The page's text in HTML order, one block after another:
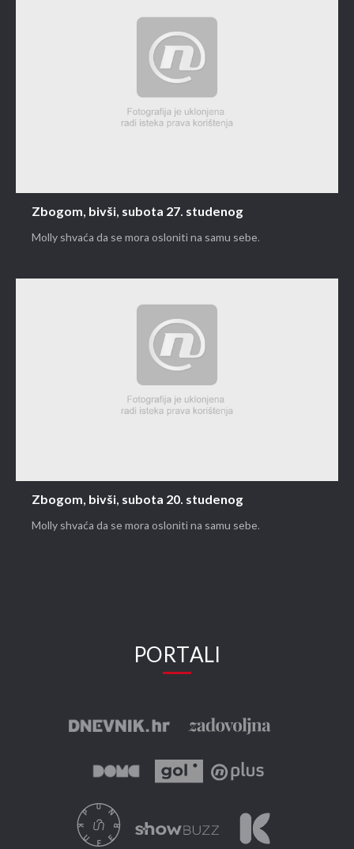
Zbogom, bivši, subota 27. studenog
Molly shvaća da se mora osloniti na samu sebe.
Zbogom, bivši, subota 20. studenog
Molly shvaća da se mora osloniti na samu sebe.
PORTALI